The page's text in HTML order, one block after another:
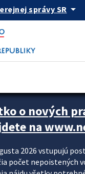
správy SR arrow_drop_down
upútavok
o nových
na
2026 vstupujú
počet nepoistených